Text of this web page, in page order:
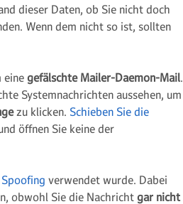
dieser Daten, ob Sie nicht doch
Wenn dem nicht so ist, sollten
eine gefälschte Mailer-Daemon-Mail.
Systemnachrichten aussehen, um
zu klicken. Schieben Sie die
öffnen Sie keine der
Spoofing verwendet wurde. Dabei
obwohl Sie die Nachricht gar nicht